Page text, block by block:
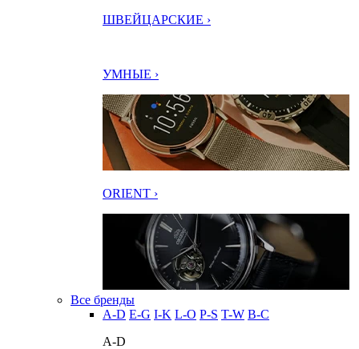
ШВЕЙЦАРСКИЕ ›
УМНЫЕ ›
ORIENT ›
Все бренды
A-D E-G I-K L-O P-S T-W В-С
A-D